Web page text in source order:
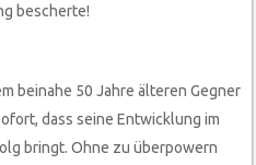
bescherte!
beinahe 50 Jahre älteren Gegner
dass seine Entwicklung im
bringt. Ohne zu überpowern